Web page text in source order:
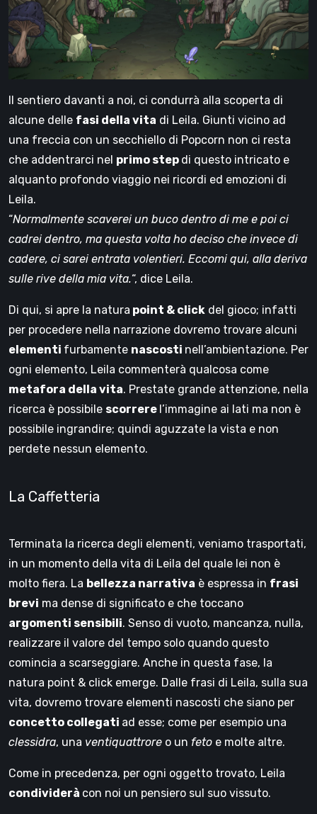
Il sentiero davanti a noi, ci condurrà alla scoperta di
alcune delle fasi della vita di Leila. Giunti vicino ad
una freccia con un secchiello di Popcorn non ci resta
che addentrarci nel primo step di questo intricato e
alquanto profondo viaggio nei ricordi ed emozioni di
Leila.
“Normalmente scaverei un buco dentro di me e poi ci
cadrei dentro, ma questa volta ho deciso che invece di
cadere, ci sarei entrata volentieri. Eccomi qui, alla deriva
sulle rive della mia vita.“, dice Leila.
Di qui, si apre la natura point & click del gioco; infatti
per procedere nella narrazione dovremo trovare alcuni
elementi furbamente nascosti nell’ambientazione. Per
ogni elemento, Leila commenterà qualcosa come
metafora della vita. Prestate grande attenzione, nella
ricerca è possibile scorrere l’immagine ai lati ma non è
possibile ingrandire; quindi aguzzate la vista e non
perdete nessun elemento.
La Caffetteria
Terminata la ricerca degli elementi, veniamo trasportati,
in un momento della vita di Leila del quale lei non è
molto fiera. La bellezza narrativa è espressa in frasi
brevi ma dense di significato e che toccano
argomenti sensibili. Senso di vuoto, mancanza, nulla,
realizzare il valore del tempo solo quando questo
comincia a scarseggiare. Anche in questa fase, la
natura point & click emerge. Dalle frasi di Leila, sulla sua
vita, dovremo trovare elementi nascosti che siano per
concetto collegati ad esse; come per esempio una
clessidra, una ventiquattrore o un feto e molte altre.
Come in precedenza, per ogni oggetto trovato, Leila
condividerà con noi un pensiero sul suo vissuto.